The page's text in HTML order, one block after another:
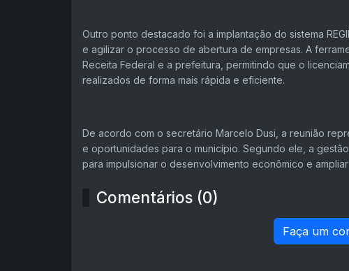
Outro ponto destacado foi a implantação do sistema
e agilizar o processo de abertura de empresas. A
Receita Federal e a prefeitura, permitindo que o
realizados de forma mais rápida e eficiente.
De acordo com o secretário Marcelo Dusi, a reunião
e oportunidades para o município. Segundo ele, a
para impulsionar o desenvolvimento econômico e
Comentários (0)
Faça um